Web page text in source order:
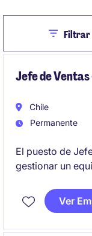
CloseFiltrar
Jefe de
Chile
Permanente
El puesto de
gestionar un
los objetivos de
los clientes en
Ver